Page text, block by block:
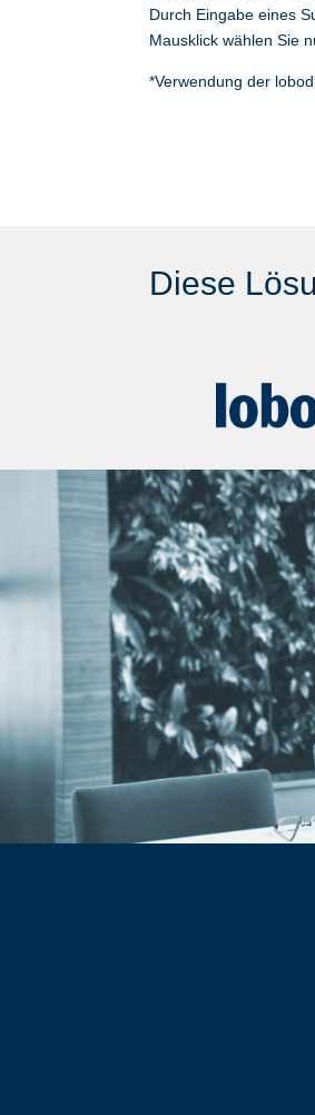
Durch Eingabe eines
Mausklick wählen Sie
*Verwendung der
Diese